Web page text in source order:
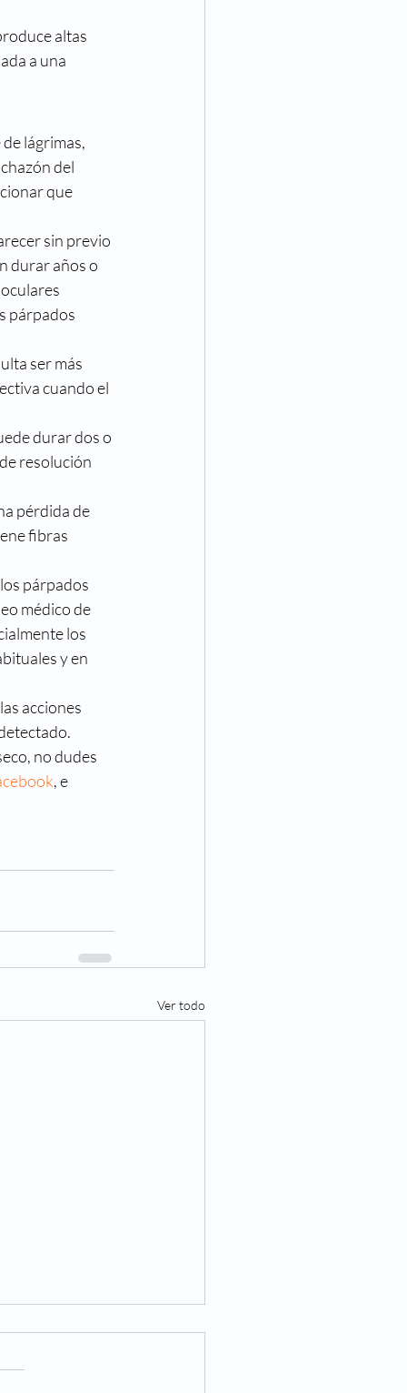
altas
a una
lágrimas,
del
que
sin previo
durar años o
párpados
ser más
cuando el
durar dos o
resolución
pérdida de
fibras
párpados
médico de
los
y en
acciones
no dudes
, e
Ver todo